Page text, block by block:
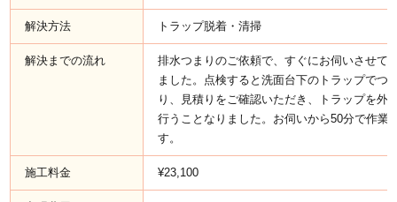
解決方法 トラップ脱着・清掃
解決までの流れ
排水つまりのご依頼で、すぐにお伺いさせて
ました。点検すると洗面台下のトラップでつ
り、見積りをご確認いただき、トラップを外
行うことなりました。お伺いから50分で作業
す。
施工料金 ¥23,100